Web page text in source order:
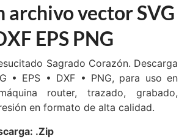
archivo vector SVG
EPS PNG
Sagrado Corazón. Descarga
• EPS • DXF • PNG, para uso en
router, trazado, grabado,
en formato de alta calidad.
.Zip